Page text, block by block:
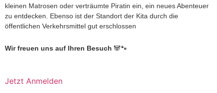
kleinen Matrosen oder verträumte Piratin ein, ein neues Abenteuer
zu entdecken. Ebenso ist der Standort der Kita durch die
öffentlichen Verkehrsmittel gut erschlossen
Wir freuen uns auf Ihren Besuch 🐼🐾
Jetzt Anmelden